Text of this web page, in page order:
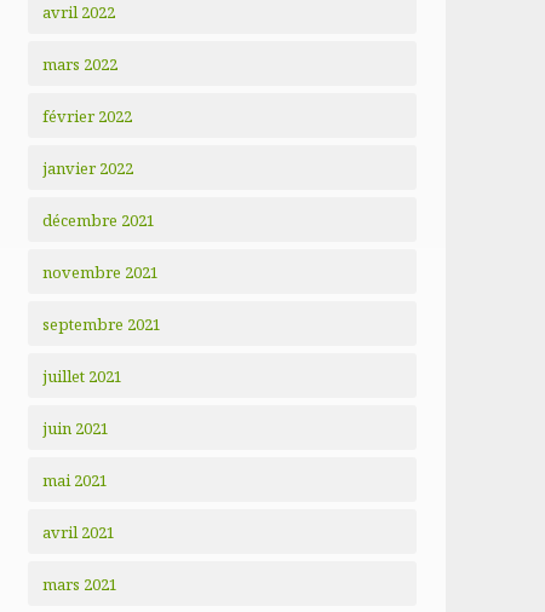
avril 2022
mars 2022
février 2022
janvier 2022
décembre 2021
novembre 2021
septembre 2021
juillet 2021
juin 2021
mai 2021
avril 2021
mars 2021